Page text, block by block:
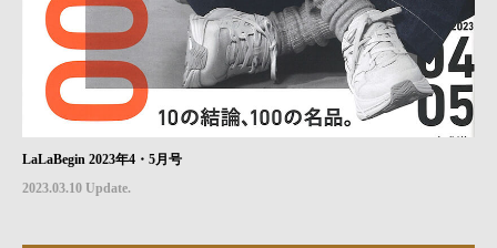
LaLaBegin 2023年4・5月号
2023.03.10 Update.